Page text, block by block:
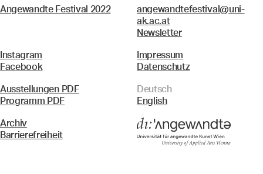
Angewandte Festival 2022
angewandtefestival@uni-
ak.ac.at
Newsletter
Instagram
Facebook
Impressum
Datenschutz
Ausstellungen PDF
Programm PDF
Deutsch
English
Archiv
Barrierefreiheit